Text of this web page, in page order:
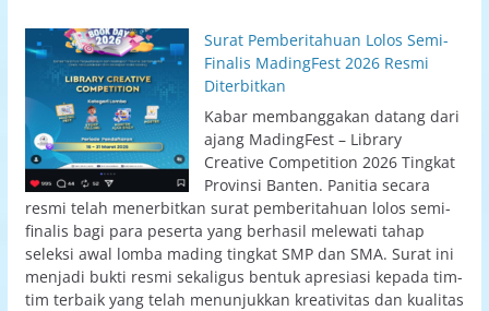
Surat Pemberitahuan Lolos Semi-
Finalis MadingFest 2026 Resmi
Diterbitkan
Kabar membanggakan datang dari
ajang MadingFest – Library
Creative Competition 2026 Tingkat
Provinsi Banten. Panitia secara
resmi telah menerbitkan surat pemberitahuan lolos semi-
finalis bagi para peserta yang berhasil melewati tahap
seleksi awal lomba mading tingkat SMP dan SMA. Surat ini
menjadi bukti resmi sekaligus bentuk apresiasi kepada tim-
tim terbaik yang telah menunjukkan kreativitas dan kualitas